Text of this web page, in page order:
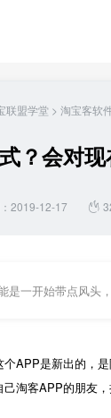
联盟学堂 > 淘宝客软
？会对
2019-12-17
是一开始带点风头
APP是新出的，
淘客APP的朋友，